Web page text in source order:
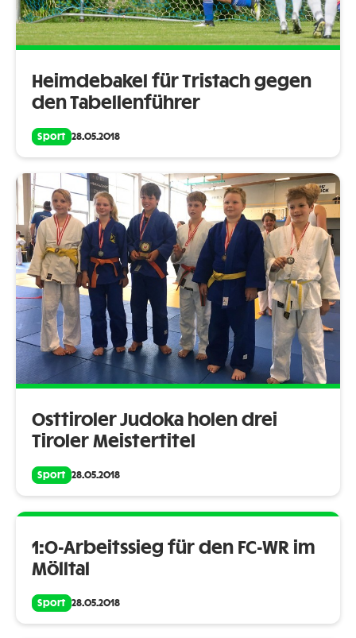
Heimdebakel für Tristach gegen
den Tabellenführer
Sport 28.05.2018
Osttiroler Judoka holen drei
Tiroler Meistertitel
Sport 28.05.2018
1:0-Arbeitssieg für den FC-WR im
Mölltal
Sport 28.05.2018